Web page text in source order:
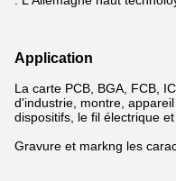
Application
La carte PCB, BGA, FCB,
d'industrie, montre,
dispositifs, le fil électrique
Gravure et markng les